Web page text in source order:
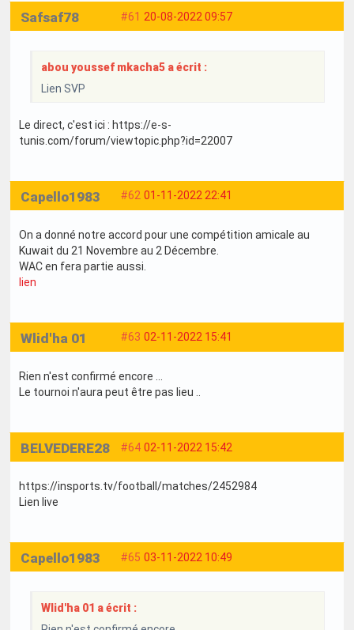
#61 20-08-2022 09:57
Safsaf78
abou youssef mkacha5 a écrit :
Lien SVP
Le direct, c'est ici : https://e-s-
tunis.com/forum/viewtopic.php?id=22007
#62 01-11-2022 22:41
Capello1983
On a donné notre accord pour une compétition amicale au
Kuwait du 21 Novembre au 2 Décembre.
WAC en fera partie aussi.
lien
#63 02-11-2022 15:41
Wlid'ha 01
Rien n'est confirmé encore ...
Le tournoi n'aura peut être pas lieu ..
#64 02-11-2022 15:42
BELVEDERE28
https://insports.tv/football/matches/2452984
Lien live
#65 03-11-2022 10:49
Capello1983
Wlid'ha 01 a écrit :